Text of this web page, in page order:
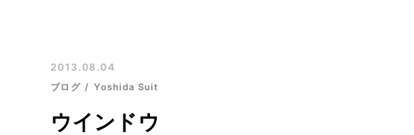
2013.08.04
ブログ Yoshida Suit
ウインドウ